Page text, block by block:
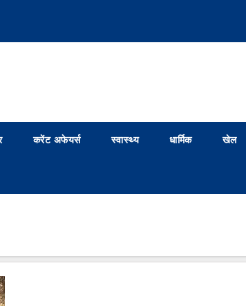
करेंट अफेयर्स स्वास्थ्य धार्मिक खेल